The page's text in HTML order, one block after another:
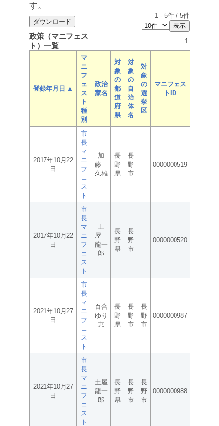
す。
1 - 5件 / 5件
政策（マニフェス
ト）一覧
1
登録年月日 ▲
マ
ニ
フ
ェ
ス
ト
種
別
政治
家名
対
象
の
都
道
府
県
対
象
の
自
治
体
名
対
象
の
選
挙
区
マニフェス
トID
2017年10月22
日
市
長
マ
ニ
フ
ェ
ス
ト
加
藤
久雄
長
野
県
長
野
市
0000000519
2017年10月22
日
市
長
マ
ニ
フ
ェ
ス
ト
土
屋
龍一
郎
長
野
県
長
野
市
0000000520
2021年10月27
日
市
長
マ
ニ
フ
ェ
ス
ト
百合
ゆり
恵
長
野
県
長
野
市
長
野
市
0000000987
2021年10月27
日
市
長
マ
ニ
フ
ェ
ス
ト
土屋
龍一
郎
長
野
県
長
野
市
長
野
市
0000000988